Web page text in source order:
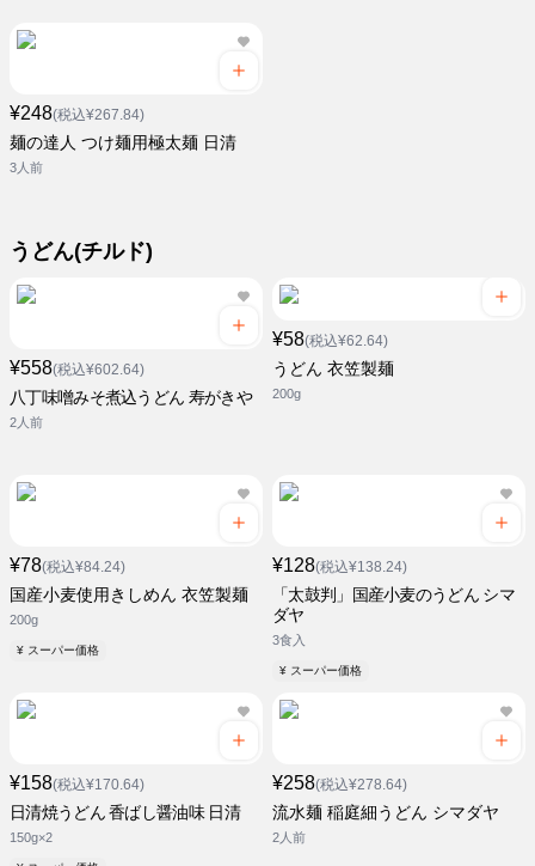
¥248(税込¥267.84)
麺の達人 つけ麺用極太麺 日清
3人前
うどん(チルド)
¥558(税込¥602.64)
八丁味噌みそ煮込うどん 寿がきや
2人前
¥58(税込¥62.64)
うどん 衣笠製麺
200g
¥78(税込¥84.24)
国産小麦使用きしめん 衣笠製麺
200g
¥ スーパー価格
¥128(税込¥138.24)
「太鼓判」国産小麦のうどん シマ
ダヤ
3食入
¥ スーパー価格
¥158(税込¥170.64)
日清焼うどん 香ばし醤油味 日清
150g×2
¥258(税込¥278.64)
流水麺 稲庭細うどん シマダヤ
2人前